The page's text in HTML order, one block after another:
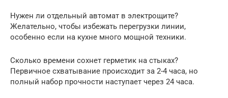
Нужен ли отдельный автомат в электрощите?
Желательно, чтобы избежать перегрузки линии,
особенно если на кухне много мощной техники.
Сколько времени сохнет герметик на стыках?
Первичное схватывание происходит за 2-4 часа, но
полный набор прочности наступает через 24 часа.